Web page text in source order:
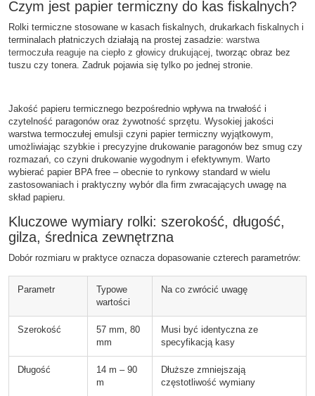
Czym jest papier termiczny do kas fiskalnych?
Rolki termiczne stosowane w kasach fiskalnych, drukarkach fiskalnych i
terminalach płatniczych działają na prostej zasadzie: warstwa
termoczuła reaguje na ciepło z głowicy drukującej, tworząc obraz bez
tuszu czy tonera. Zadruk pojawia się tylko po jednej stronie.
Jakość papieru termicznego bezpośrednio wpływa na trwałość i
czytelność paragonów oraz żywotność sprzętu. Wysokiej jakości
warstwa termoczułej emulsji czyni papier termiczny wyjątkowym,
umożliwiając szybkie i precyzyjne drukowanie paragonów bez smug czy
rozmazań, co czyni drukowanie wygodnym i efektywnym. Warto
wybierać papier BPA free – obecnie to rynkowy standard w wielu
zastosowaniach i praktyczny wybór dla firm zwracających uwagę na
skład papieru.
Kluczowe wymiary rolki: szerokość, długość,
gilza, średnica zewnętrzna
Dobór rozmiaru w praktyce oznacza dopasowanie czterech parametrów:
Parametr
Typowe
wartości
Na co zwrócić uwagę
Szerokość
57 mm, 80
mm
Musi być identyczna ze
specyfikacją kasy
Długość
14 m – 90
m
Dłuższe zmniejszają
częstotliwość wymiany